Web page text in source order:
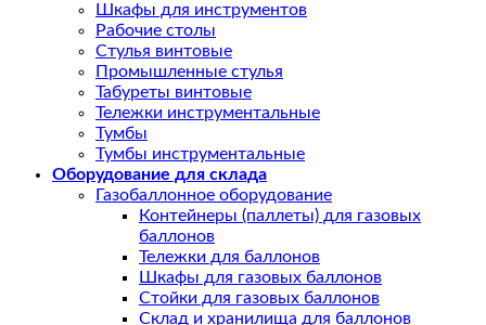
Шкафы для инструментов
Рабочие столы
Стулья винтовые
Промышленные стулья
Табуреты винтовые
Тележки инструментальные
Тумбы
Тумбы инструментальные
Оборудование для склада
Газобаллонное оборудование
Контейнеры (паллеты) для газовых
баллонов
Тележки для баллонов
Шкафы для газовых баллонов
Стойки для газовых баллонов
Склад и хранилища для баллонов